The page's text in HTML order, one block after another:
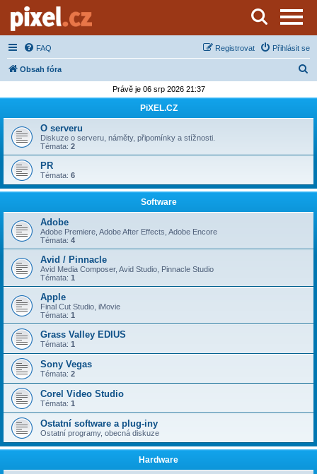
Server o natáčení a zpracování videa
FAQ Přihlásit se
Registrovat
Obsah fóra
d
t
Právě je 06 srp 2026 21:37
PiXEL.CZ
O serveru
Diskuze o serveru, náměty, připomínky a stížnosti.
Témata: 2
PR
Témata: 6
Software
Adobe
Adobe Premiere, Adobe After Effects, Adobe Encore
Témata: 4
Avid / Pinnacle
Avid Media Composer, Avid Studio, Pinnacle Studio
Témata: 1
Apple
Final Cut Studio, iMovie
Témata: 1
Grass Valley EDIUS
Témata: 1
Sony Vegas
Témata: 2
Corel Video Studio
Témata: 1
Ostatní software a plug-iny
Ostatní programy, obecná diskuze
Hardware